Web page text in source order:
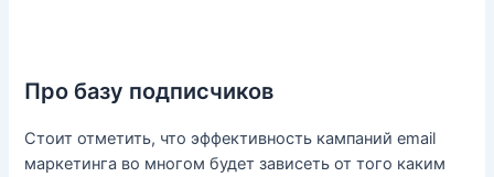
Про базу подписчиков
Стоит отметить, что эффективность кампаний email
маркетинга во многом будет зависеть от того каким